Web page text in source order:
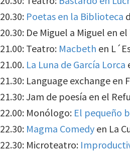
20.30: Poetas en la Biblioteca
20.30: De Miguel a Miguel en
21.00: Teatro: Macbeth en
21.00. La Luna de García Lorca
21.30: Language exchange en
21.30: Jam de poesía en el
22.00: Monólogo: El pequeño
22.30: Magma Comedy en La
22.30: Microteatro: